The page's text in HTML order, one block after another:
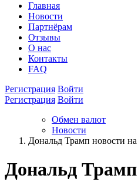
Главная
Новости
Партнёрам
Отзывы
О нас
Контакты
FAQ
Регистрация Войти
Регистрация Войти
Обмен валют
Новости
Дональд Трамп новости на
Дональд Трамп